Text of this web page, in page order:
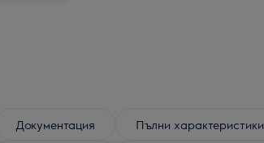
Документация Пълни характеристики